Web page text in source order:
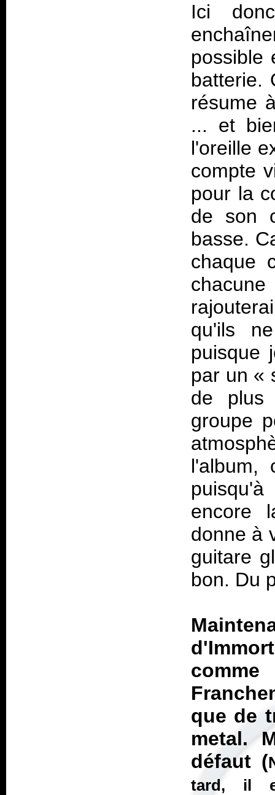
Ici
possible
batterie.
résume
... et
l'oreille
compte
pour la
de son
basse.
chaque
qu'ils
puisque
par un «
de plus
groupe
l'album,
encore
donne à
guitare
bon. Du
que de
metal.
défaut (
tard, il